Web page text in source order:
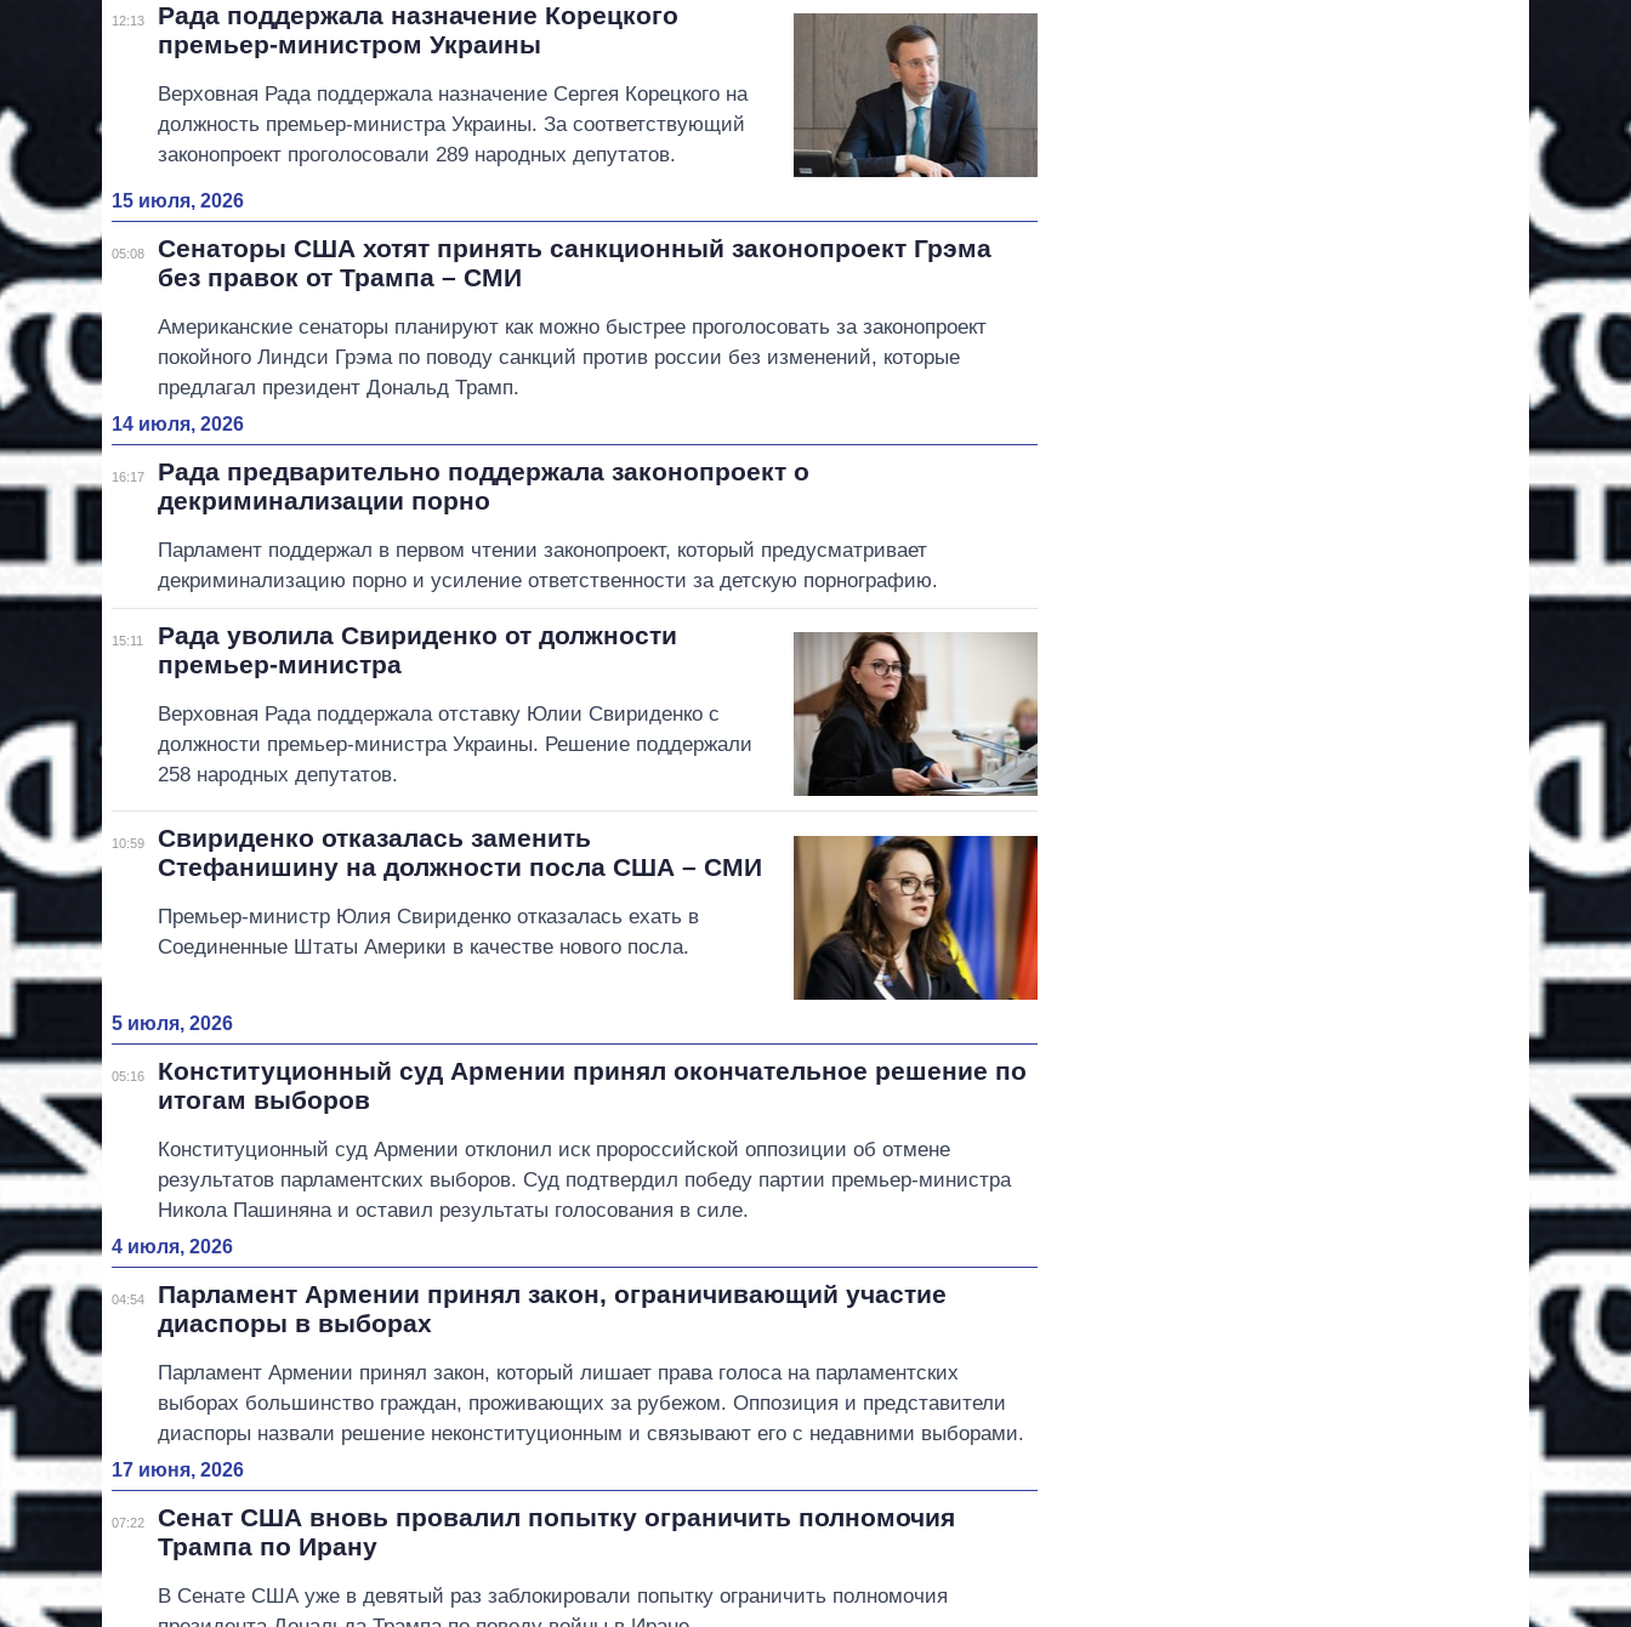
12:13
Рада поддержала назначение Корецкого
премьер-министром Украины
Верховная Рада поддержала назначение Сергея Корецкого на
должность премьер-министра Украины. За соответствующий
законопроект проголосовали 289 народных депутатов.
15 июля, 2026
05:08
Сенаторы США хотят принять санкционный законопроект Грэма
без правок от Трампа – СМИ
Американские сенаторы планируют как можно быстрее проголосовать за законопроект
покойного Линдси Грэма по поводу санкций против россии без изменений, которые
предлагал президент Дональд Трамп.
14 июля, 2026
16:17
Рада предварительно поддержала законопроект о
декриминализации порно
Парламент поддержал в первом чтении законопроект, который предусматривает
декриминализацию порно и усиление ответственности за детскую порнографию.
15:11
Рада уволила Свириденко от должности
премьер-министра
Верховная Рада поддержала отставку Юлии Свириденко с
должности премьер-министра Украины. Решение поддержали
258 народных депутатов.
10:59
Свириденко отказалась заменить
Стефанишину на должности посла США – СМИ
Премьер-министр Юлия Свириденко отказалась ехать в
Соединенные Штаты Америки в качестве нового посла.
5 июля, 2026
05:16
Конституционный суд Армении принял окончательное решение по
итогам выборов
Конституционный суд Армении отклонил иск пророссийской оппозиции об отмене
результатов парламентских выборов. Суд подтвердил победу партии премьер-министра
Никола Пашиняна и оставил результаты голосования в силе.
4 июля, 2026
04:54
Парламент Армении принял закон, ограничивающий участие
диаспоры в выборах
Парламент Армении принял закон, который лишает права голоса на парламентских
выборах большинство граждан, проживающих за рубежом. Оппозиция и представители
диаспоры назвали решение неконституционным и связывают его с недавними выборами.
17 июня, 2026
07:22
Сенат США вновь провалил попытку ограничить полномочия
Трампа по Ирану
В Сенате США уже в девятый раз заблокировали попытку ограничить полномочия